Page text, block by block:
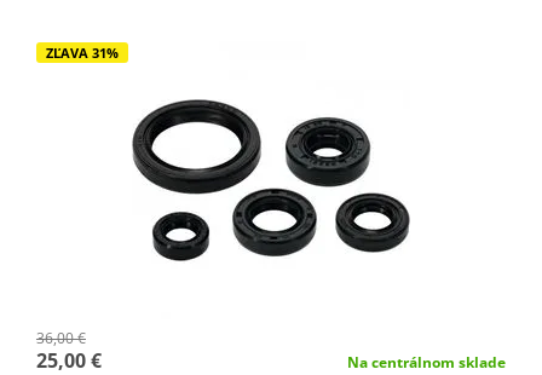
ZĽAVA 31%
36,00 €
25,00 € Na centrálnom sklade